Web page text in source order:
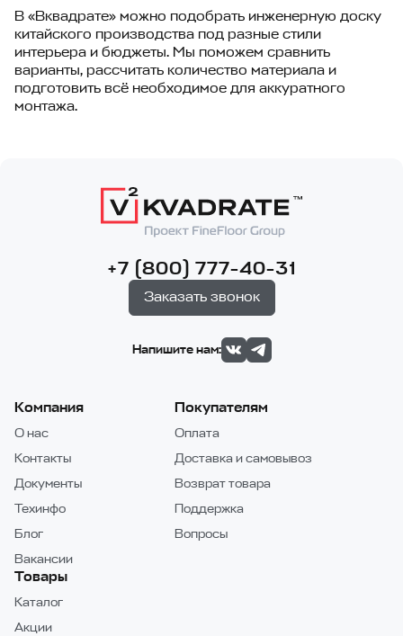
В «Вквадрате» можно подобрать инженерную доску
китайского производства под разные стили
интерьера и бюджеты. Мы поможем сравнить
варианты, рассчитать количество материала и
подготовить всё необходимое для аккуратного
монтажа.
+7 (800) 777-40-31
Заказать звонок
Напишите нам:
Компания
О нас
Контакты
Документы
Техинфо
Блог
Вакансии
Покупателям
Оплата
Доставка и самовывоз
Возврат товара
Поддержка
Вопросы
Товары
Каталог
Акции